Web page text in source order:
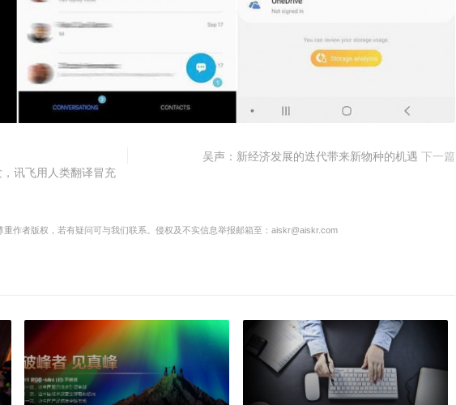
讯飞用人类翻译冒充
吴声：新经济发展的迭代带来新物种的机遇 下一篇
作者版权，若有疑问可与我们联系。侵权及不实信息举报邮箱至：aiskr@aiskr.com